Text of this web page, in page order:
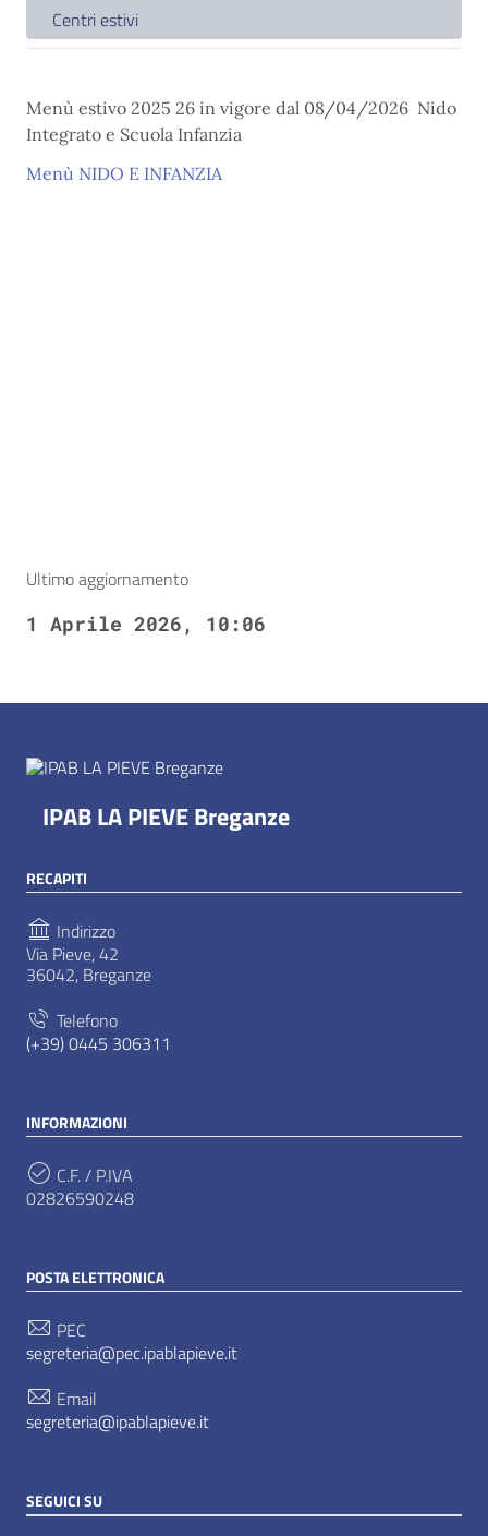
Centri estivi
Menù estivo 2025 26 in vigore dal 08/04/2026 Nido
Integrato e Scuola Infanzia
Menù NIDO E INFANZIA
Ultimo aggiornamento
1 Aprile 2026, 10:06
IPAB LA PIEVE Breganze
RECAPITI
Indirizzo
Via Pieve, 42
36042, Breganze
Telefono
(+39) 0445 306311
INFORMAZIONI
C.F. / P.IVA
02826590248
POSTA ELETTRONICA
PEC
segreteria@pec.ipablapieve.it
Email
segreteria@ipablapieve.it
SEGUICI SU